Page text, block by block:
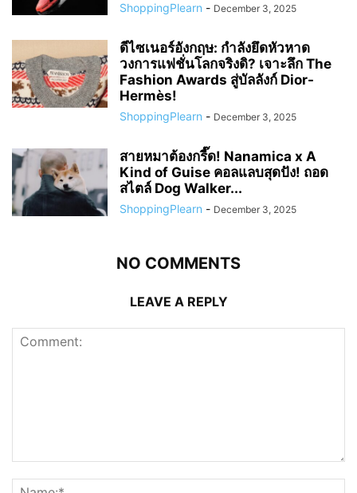
ShoppingPlearn - December 3, 2025
ดีไซเนอร์อังกฤษ: กำลังยึดหัวหาด
วงการแฟชั่นโลกจริงดิ? เจาะลึก The
Fashion Awards สู่บัลลังก์ Dior-
Hermès!
ShoppingPlearn - December 3, 2025
สายหมาต้องกรี๊ด! Nanamica x A
Kind of Guise คอลแลบสุดปัง! ถอด
สไตล์ Dog Walker...
ShoppingPlearn - December 3, 2025
NO COMMENTS
LEAVE A REPLY